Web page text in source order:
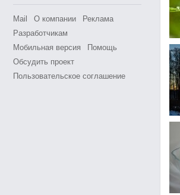
Mail О компании
Реклама
Разработчикам
Мобильная версия
Помощь
Обсудить проект
Пользовательское соглашение